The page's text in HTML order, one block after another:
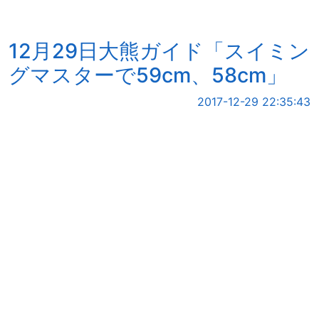
12月29日大熊ガイド「スイミン
グマスターで59cm、58cm」
2017-12-29 22:35:43